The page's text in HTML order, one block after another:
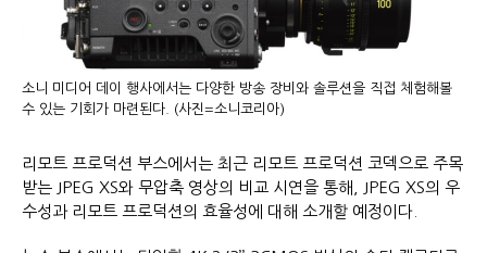
소니 미디어 데이 행사에서는 다양한 방송 장비와 솔루션을 직접 체험해볼
수 있는 기회가 마련된다. (사진=소니코리아)
리모트 프로덕션 부스에서는 최근 리모트 프로덕션 코덱으로 주목
받는 JPEG XS와 무압축 영상의 비교 시연을 통해, JPEG XS의 우
수성과 리모트 프로덕션의 효율성에 대해 소개할 예정이다.